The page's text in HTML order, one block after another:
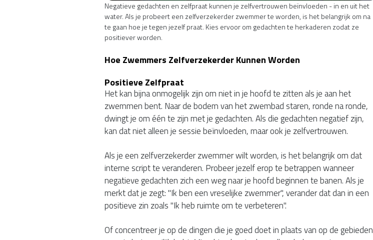
Negatieve gedachten en zelfpraat kunnen je zelfvertrouwen beïnvloeden - in en uit het
water. Als je probeert een zelfverzekerder zwemmer te worden, is het belangrijk om na
te gaan hoe je tegen jezelf praat. Kies ervoor om gedachten te herkaderen zodat ze
positiever worden.
Hoe Zwemmers Zelfverzekerder Kunnen Worden
Positieve Zelfpraat
Het kan bijna onmogelijk zijn om niet in je hoofd te zitten als je aan het
zwemmen bent. Naar de bodem van het zwembad staren, ronde na ronde,
dwingt je om één te zijn met je gedachten. Als die gedachten negatief zijn,
kan dat niet alleen je sessie beïnvloeden, maar ook je zelfvertrouwen.
Als je een zelfverzekerder zwemmer wilt worden, is het belangrijk om dat
interne script te veranderen. Probeer jezelf erop te betrappen wanneer
negatieve gedachten zich een weg naar je hoofd beginnen te banen. Als je
merkt dat je zegt: "Ik ben een vreselijke zwemmer", verander dat dan in een
positieve zin zoals "Ik heb ruimte om te verbeteren".
Of concentreer je op de dingen die je goed doet in plaats van op de gebieden